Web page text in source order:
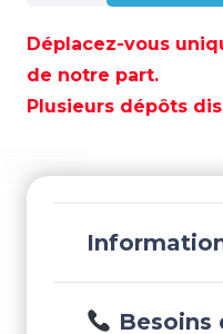
DE
SIEGE
-
HSR250ALSEATBAG
Déplacez-vous
de notre part.
Plusieurs dépôts
Besoins